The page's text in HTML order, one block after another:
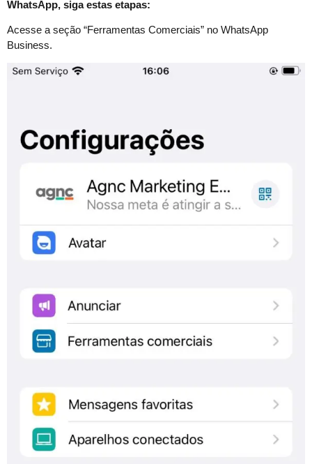
WhatsApp, siga estas etapas:
Acesse a seção “Ferramentas Comerciais” no WhatsApp
Business.